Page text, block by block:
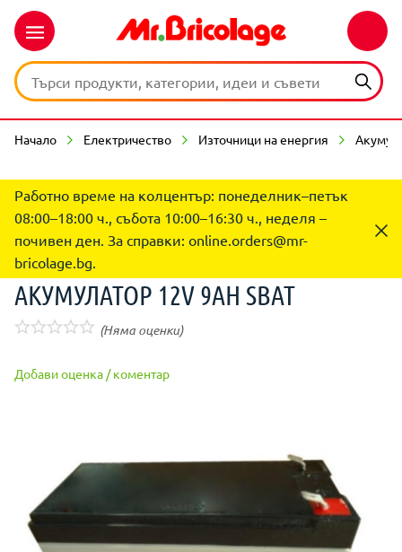
Начало Електричество Източници на енергия
Работно време на колцентър: понеделник–петък
08:00–18:00 ч., събота 10:00–16:30 ч., неделя –
почивен ден. За справки: online.orders@mr-
bricolage.bg.
АКУМУЛАТОР 12V 9AH SBAT
(Няма оценки)
Добави оценка / коментар